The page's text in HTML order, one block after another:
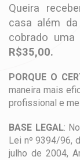
Queira
casa além
cobrado
R$35,00.
PORQUE O
maneira mais
profissional e
BASE LEGAL:
Lei nº 9394/96,
julho de 2004,